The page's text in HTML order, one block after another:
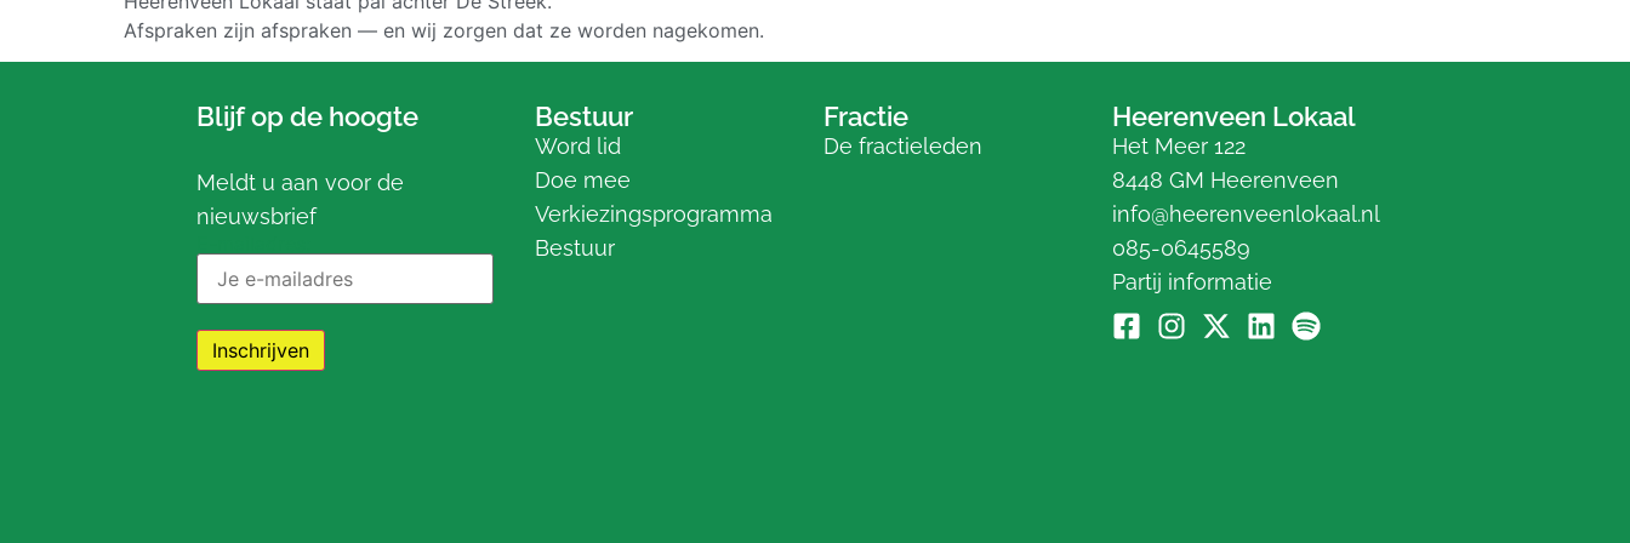
Afspraken zijn afspraken — en wij zorgen dat ze worden nagekomen.
Blijf op de hoogte
Meldt u aan voor de
nieuwsbrief
Bestuur
Word lid
Doe mee
Verkiezingsprogramma
Bestuur
Fractie
De fractieleden
Heerenveen Lokaal
Het Meer 122
8448 GM Heerenveen
info@heerenveenlokaal.nl
085-0645589
Partij informatie